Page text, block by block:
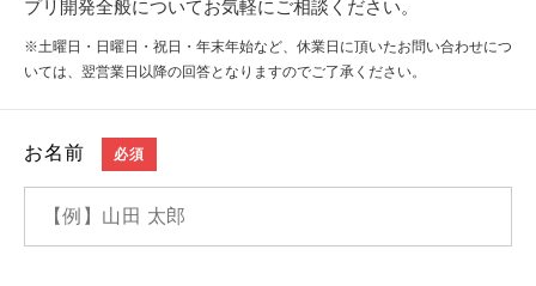
プリ開発全般についてお気軽にご相談ください。
※土曜日・日曜日・祝日・年末年始など、休業日に頂いたお問い合わせにつ
いては、翌営業日以降の回答となりますのでご了承ください。
お名前 必須